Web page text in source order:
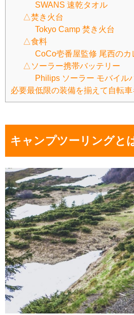
SWANS 速乾タオル
△焚き火台
Tokyo Camp 焚き火台
△食料
CoCo壱番屋監修 尾西のカ
△ソーラー携帯バッテリー
Philips ソーラー モバイル
必要最低限の装備を揃えて自転車
キャンプツーリングと